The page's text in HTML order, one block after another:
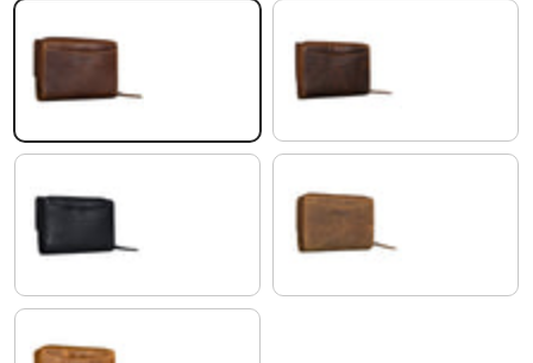
salerno - brązowy luino - brązowy
czarny bergamo - brązowy